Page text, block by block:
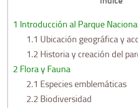
1 Introducción al Parque
1.1 Ubicación geográfica y
1.2 Historia y creación del
2 Flora y Fauna
2.1 Especies emblemáticas
2.2 Biodiversidad